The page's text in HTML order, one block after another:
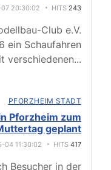
20:30:02 HITS 243
Club e.V.
ein Schaufahren
verschiedenen...
PFORZHEIM STADT
Pforzheim zum
geplant
04 11:30:02 HITS 417
Besucher in der